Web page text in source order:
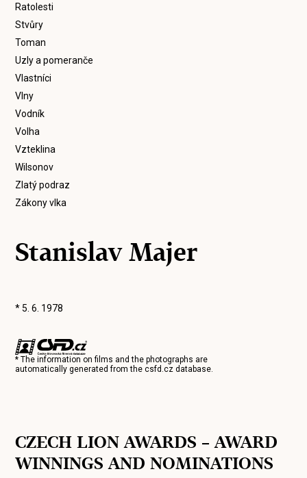
Ratolesti
Stvůry
Toman
Uzly a pomeranče
Vlastníci
Vlny
Vodník
Volha
Vzteklina
Wilsonov
Zlatý podraz
Zákony vlka
Stanislav Majer
* 5. 6. 1978
* The information on films and the photographs are
automatically generated from thecsfd.cz database.
CZECH LION AWARDS – AWARD
WINNINGS AND NOMINATIONS